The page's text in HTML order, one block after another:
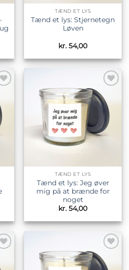
TÆND ET LYS
Tænd et lys: Stjernetegn
Løven
kr. 54,00
Tilføj til
ønskeliste
TÆND ET LYS
Tænd et lys: Jeg øver
mig på at brænde for
noget
kr. 54,00
Tilføj til
ønskeliste